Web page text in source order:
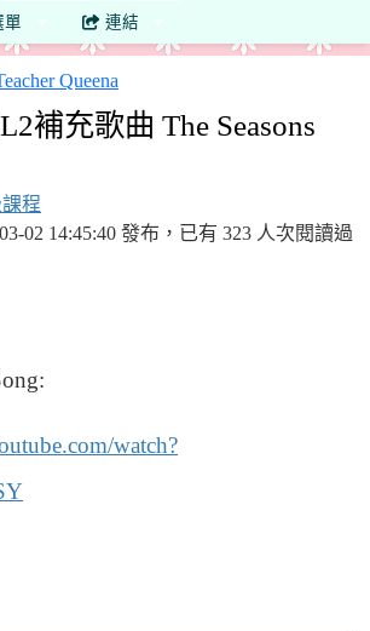
連結
補充歌曲 The Seasons
程
02 14:45:40 發布，已有 323 人次閱讀過
watch?